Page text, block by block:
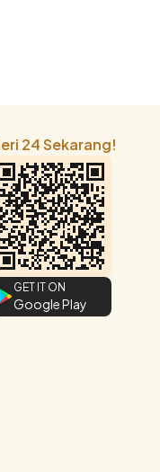
24 Sekarang!
GET IT ON
Google Play